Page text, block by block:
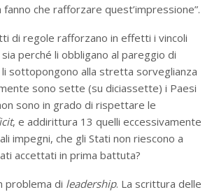
che rafforzare quest’impressione”.
di regole rafforzano in effetti i vincoli
perché li obbligano al pareggio di
li sottopongono alla stretta sorveglianza
sono sette (su diciassette) i Paesi
sono in grado di rispettare le
, e addirittura 13 quelli eccessivamente
impegni, che gli Stati non riescono a
accettati in prima battuta?
problema di leadership. La scrittura delle